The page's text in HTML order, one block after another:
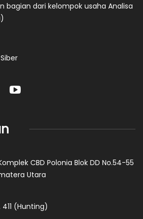
bagian dari kelompok usaha Analisa
CBD Polonia Blok DD No.54-55
Utara
411 (Hunting)